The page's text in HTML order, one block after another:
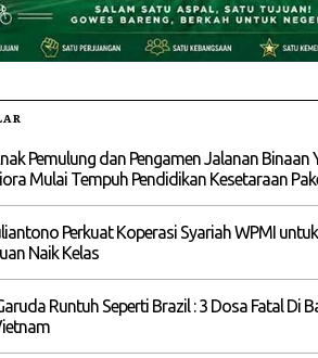
Pemulung dan Pengamen Jalanan Binaan
Mulai Tempuh Pendidikan Kesetaraan
Perkuat Koperasi Syariah WPMI
Naik Kelas
Runtuh Seperti Brazil : 3 Dosa Fatal Di